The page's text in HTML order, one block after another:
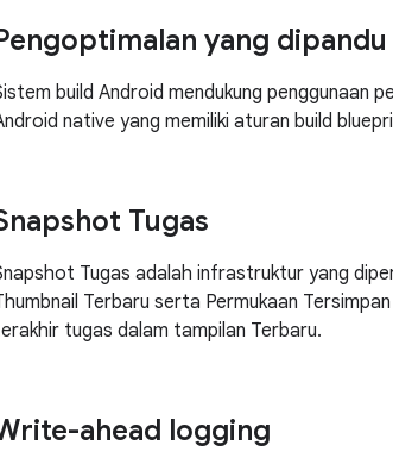
yang
build Android mendukung penggunaan
native yang memiliki aturan build
Tugas
Tugas adalah infrastruktur yang
Terbaru serta Permukaan
tugas dalam tampilan Terbaru.
ahead logging